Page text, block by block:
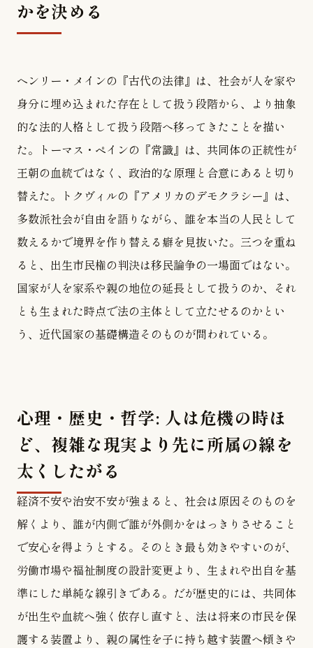
かを決める
ヘンリー・メインの『古代の法律』は、社会が人を家や
身分に埋め込まれた存在として扱う段階から、より抽象
的な法的人格として扱う段階へ移ってきたことを描い
た。トーマス・ペインの『常識』は、共同体の正統性が
王朝の血統ではなく、政治的な原理と合意にあると切り
替えた。トクヴィルの『アメリカのデモクラシー』は、
多数派社会が自由を語りながら、誰を本当の人民として
数えるかで境界を作り替える癖を見抜いた。三つを重ね
ると、出生市民権の判決は移民論争の一場面ではない。
国家が人を家系や親の地位の延長として扱うのか、それ
とも生まれた時点で法の主体として立たせるのかとい
う、近代国家の基礎構造そのものが問われている。
心理・歴史・哲学: 人は危機の時ほ
ど、複雑な現実より先に所属の線を
太くしたがる
経済不安や治安不安が強まると、社会は原因そのものを
解くより、誰が内側で誰が外側かをはっきりさせること
で安心を得ようとする。そのとき最も効きやすいのが、
労働市場や福祉制度の設計変更より、生まれや出自を基
準にした単純な線引きである。だが歴史的には、共同体
が出生や血統へ強く依存し直すと、法は将来の市民を保
護する装置より、親の属性を子に持ち越す装置へ傾きや